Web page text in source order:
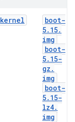
kernel
boot-
5. 15.
img
boot-
5. 15-
gz .
img
boot-
5. 15-
lz4.
img